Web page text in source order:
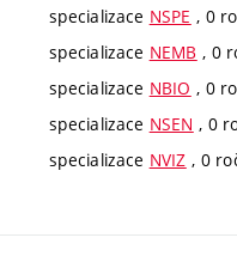
specializace NSPE , 0
specializace NEMB , 0
specializace NBIO , 0
specializace NSEN , 0
specializace NVIZ , 0